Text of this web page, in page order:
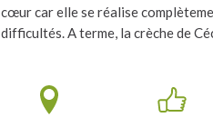
cœur car elle se réalise
difficultés. A terme, la crèche de